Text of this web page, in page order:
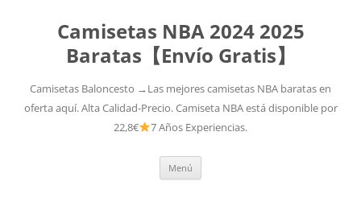
Camisetas NBA 2024 2025
Baratas【Envío Gratis】
Camisetas Baloncesto →Las mejores camisetas NBA baratas en
oferta aquí. Alta Calidad-Precio. Camiseta NBA está disponible por
22,8€
7 Años Experiencias.
Menú